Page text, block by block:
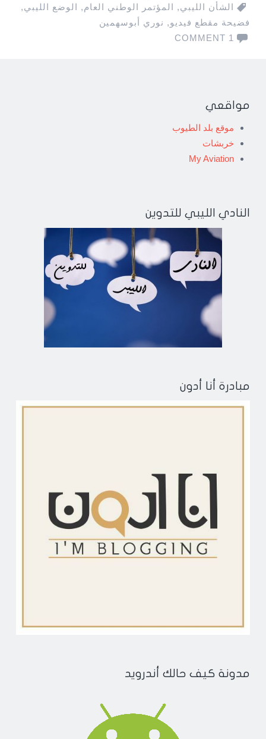
الشأن الليبي, المؤتمر الوطني العام, الوضع الليبي,
فضيحة مقطع فيديو, نوري أبوسهمين
1 COMMENT
مواقعي
موقع بلد الطيوب
خربشات
My Aviation
النادي الليبي للتدوين
مبادرة أنا أدون
مدونة كيف حالك أندرويد